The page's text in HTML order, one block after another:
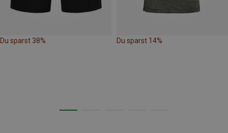
Du sparst 38% Du sparst 14%